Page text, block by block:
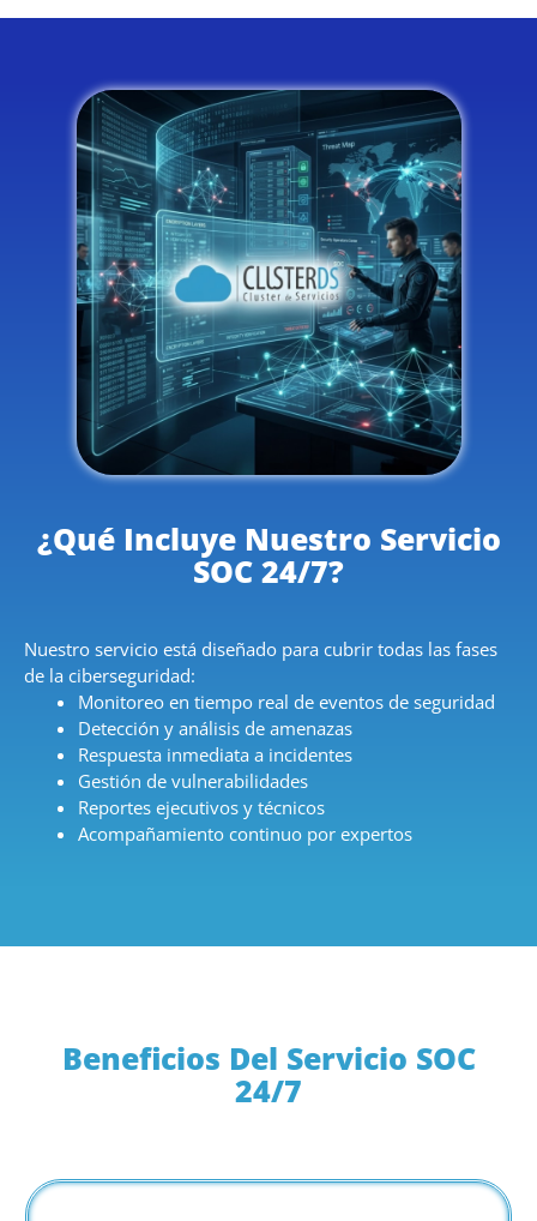
¿Qué Incluye Nuestro Servicio
SOC 24/7?
Nuestro servicio está diseñado para cubrir todas las fases
de la ciberseguridad:
Monitoreo en tiempo real de eventos de seguridad
Detección y análisis de amenazas
Respuesta inmediata a incidentes
Gestión de vulnerabilidades
Reportes ejecutivos y técnicos
Acompañamiento continuo por expertos
Beneficios Del Servicio SOC
24/7